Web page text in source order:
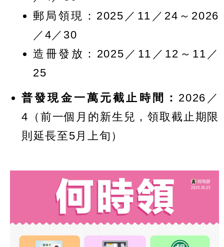
郵局領現：2025／11／24～2026
／4／30
造冊發放：2025／11／12～11／
25
普發現金一萬元截止時間： 2026／
4（前一個月的新生兒，領取截止期限
則延長至5月上旬）